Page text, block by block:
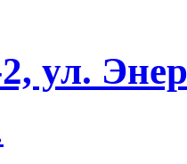
ул.